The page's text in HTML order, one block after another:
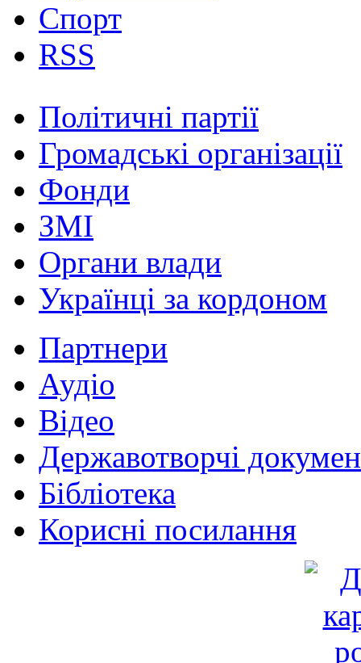
Спорт
RSS
Політичні партії
Громадські організації
Фонди
ЗМІ
Органи влади
Українці за кордоном
Партнери
Аудіо
Відео
Державотворчі
Бібліотека
Корисні посилання